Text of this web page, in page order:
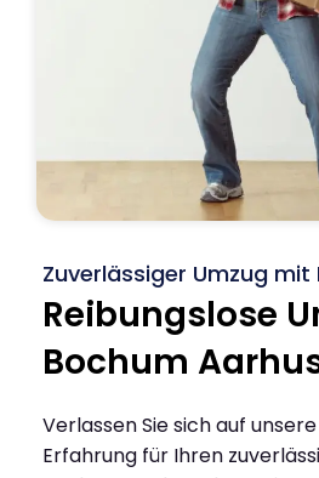
Zuverlässiger Umzug mit
Reibungslose
Bochum
Verlassen Sie sich auf
Erfahrung für Ihren